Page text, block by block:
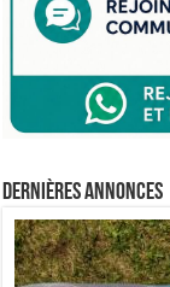
Dernières annonces